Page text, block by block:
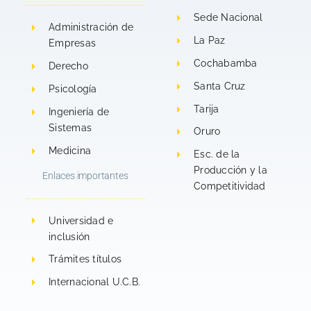
ACADÉMICA
JURISDICCIONAL
LA
PLATA
UCB-
SUCRE
16/01/2026
ACADÉMICA
JURISDICCIONAL
SUCRE
San
Cristóbal
de
la
Sede
La
Plata
Sucre
SEDE
Administración de
Empresas
Derecho
Psicología
Ingeniería de
Sistemas
Medicina
Enlaces importantes
Universidad e
inclusión
Trámites títulos
Internacional U.C.B.
Sede Nacional
La Paz
Cochabamba
Santa Cruz
Tarija
Oruro
Esc. de la
Producción y la
Competitividad